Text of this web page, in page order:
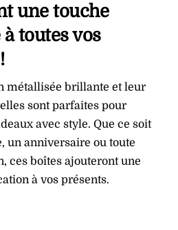
une touche
à toutes vos
métallisée brillante et leur
sont parfaites pour
avec style. Que ce soit
un anniversaire ou toute
ces boîtes ajouteront une
à vos présents.